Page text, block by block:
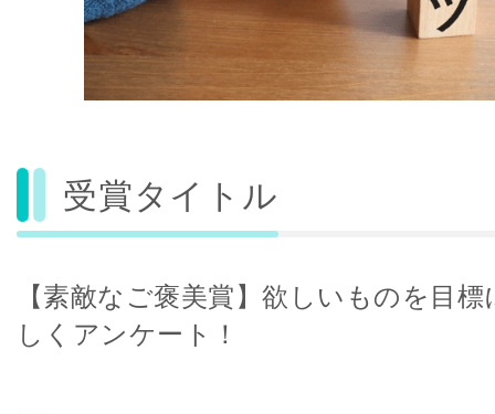
受賞タイトル
【素敵なご褒美賞】欲しいものを目
しくアンケート！